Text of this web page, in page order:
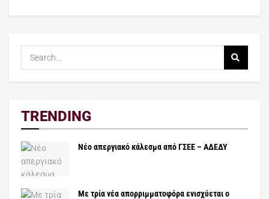
TRENDING
Νέο απεργιακό κάλεσμα από ΓΣΕΕ – ΑΔΕΔΥ
Με τρία νέα απορριμματοφόρα ενισχύεται ο